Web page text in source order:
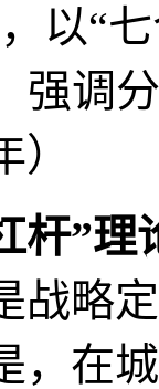
以“
强调
）
杆”理
战略
，在